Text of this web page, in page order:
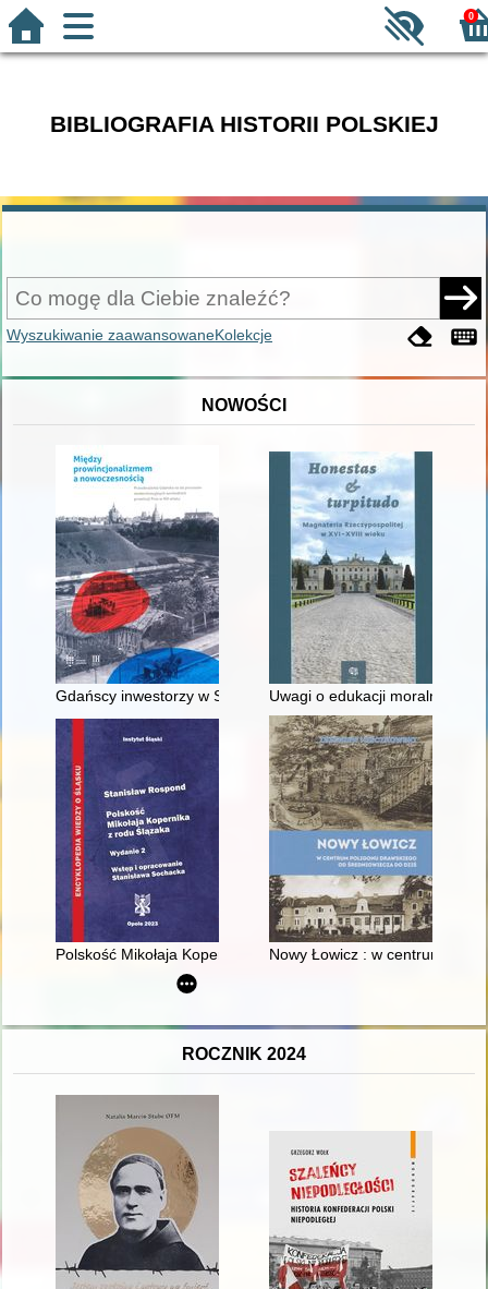
0
BIBLIOGRAFIA HISTORII POLSKIEJ
Wyszukiwanie zaawansowaneKolekcje
NOWOŚCI
Gdańscy inwestorzy w Sopocie : prestiż finansowy i
Uwagi o edukacji moralnej
Polskość Mikołaja Kopernika z rodu ŚlązakaNowy Łowicz : w centrum
ROCZNIK 2024